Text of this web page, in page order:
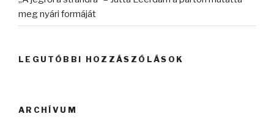
meg nyári formáját
LEGUTÓBBI HOZZÁSZÓLÁSOK
ARCHÍVUM